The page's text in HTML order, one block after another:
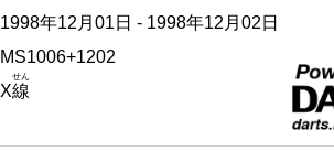
1998年12月01日 - 1998年12月02日
MS1006+1202
X線
せん